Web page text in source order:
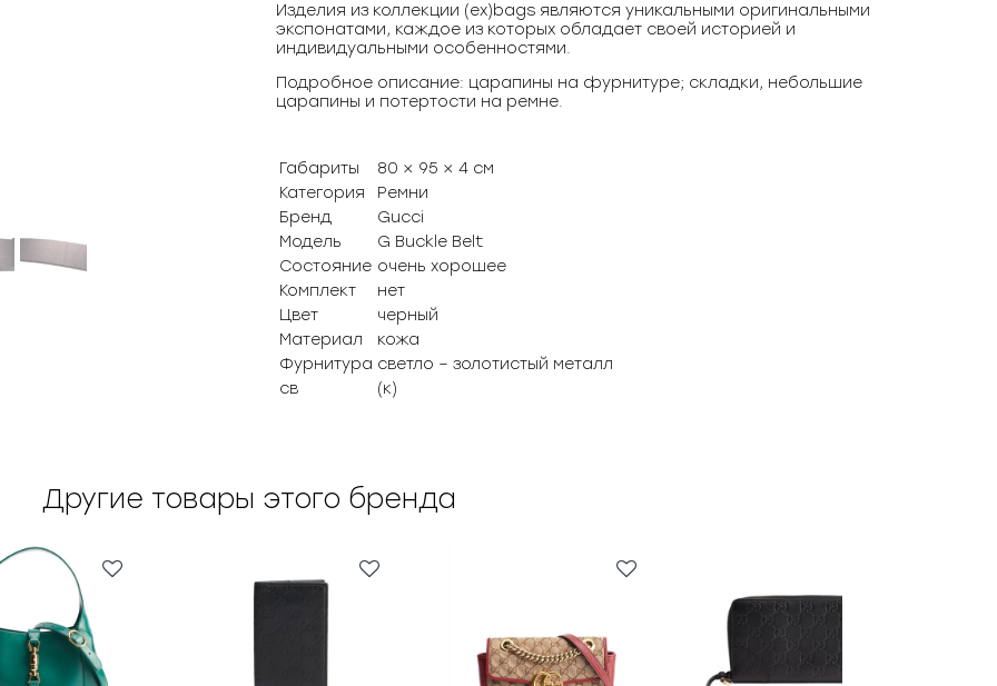
Изделия из коллекции (ex)bags являются уникальными оригинальными
экспонатами, каждое из которых обладает своей историей и
индивидуальными особенностями.
Подробное описание: царапины на фурнитуре; складки, небольшие
царапины и потертости на ремне.
Габариты
80 × 95 × 4 см
Категория
Ремни
Бренд
Gucci
Модель
G Buckle Belt
Состояние очень хорошее
Комплект
нет
Цвет
черный
Материал
кожа
Фурнитура светло – золотистый металл
св
(к)
Другие товары этого бренда